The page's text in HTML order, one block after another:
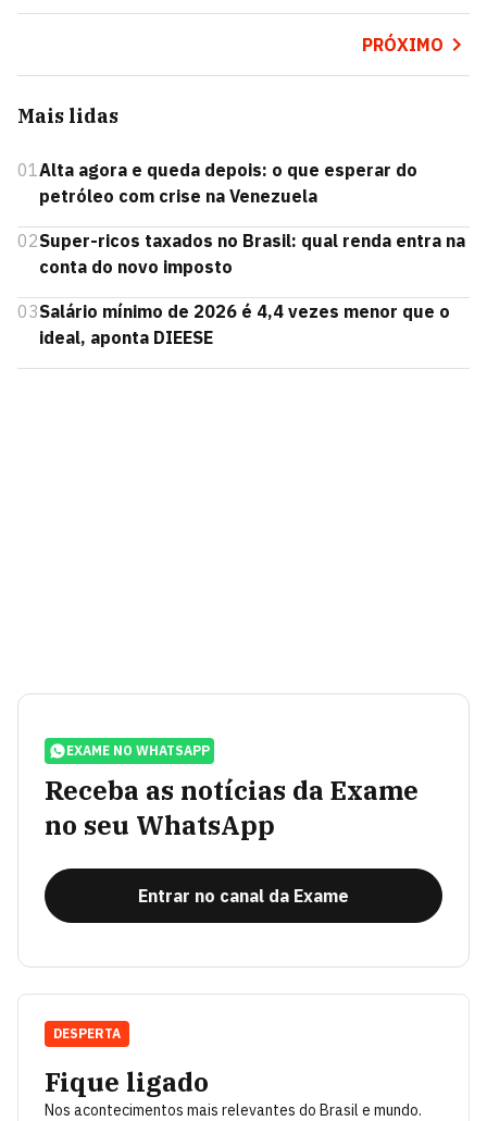
PRÓXIMO
Mais lidas
01Alta agora e queda depois: o que esperar do
petróleo com crise na Venezuela
02Super-ricos taxados no Brasil: qual renda entra na
conta do novo imposto
03Salário mínimo de 2026 é 4,4 vezes menor que o
ideal, aponta DIEESE
EXAME NO WHATSAPP
Receba as notícias da Exame
no seu WhatsApp
Entrar no canal da Exame
Fique ligado
Nos acontecimentos mais relevantes do Brasil e mundo.
DESPERTA